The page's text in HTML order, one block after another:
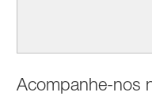
Acompanhe-nos